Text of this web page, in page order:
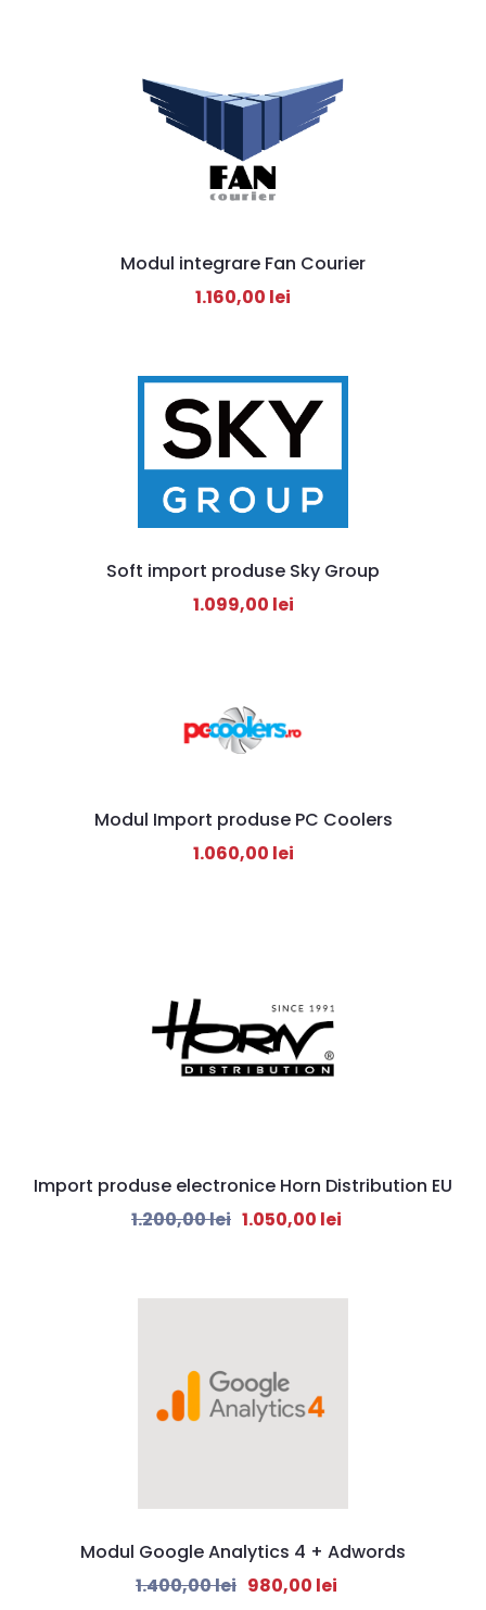
Modul integrare Fan Courier
1.160,00 lei
Soft import produse Sky Group
1.099,00 lei
Modul Import produse PC Coolers
1.060,00 lei
Import produse electronice Horn Distribution EU
1.200,00lei 1.050,00 lei
Modul Google Analytics 4 + Adwords
1.400,00lei 980,00 lei